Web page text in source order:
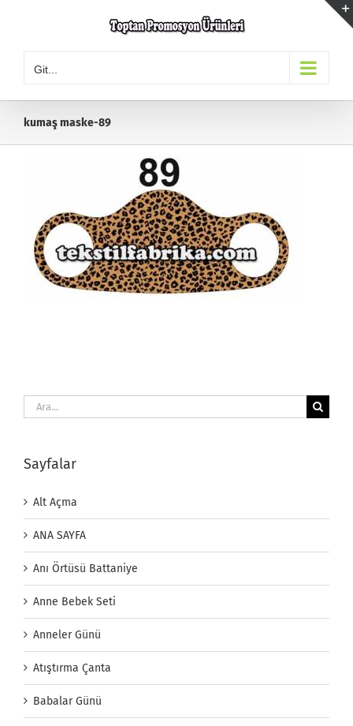
Git...
kumaş maske-89
Ara:
Sayfalar
Alt Açma
ANA SAYFA
Anı Örtüsü Battaniye
Anne Bebek Seti
Anneler Günü
Atıştırma Çanta
Babalar Günü